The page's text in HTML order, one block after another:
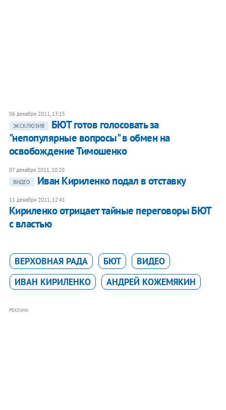
06 декабря 2011, 13:15
ЭКСКЛЮЗИВ
БЮТ готов голосовать за
"непопулярные вопросы" в обмен на
освобождение Тимошенко
07 декабря 2011, 10:20
ВИДЕО
​Иван Кириленко подал в отставку
11 декабря 2011, 12:41
Кириленко отрицает тайные переговоры БЮТ
с властью
ВЕРХОВНАЯ РАДА БЮТ
ВИДЕО
ИВАН КИРИЛЕНКО
АНДРЕЙ КОЖЕМЯКИН
РЕКЛАМА